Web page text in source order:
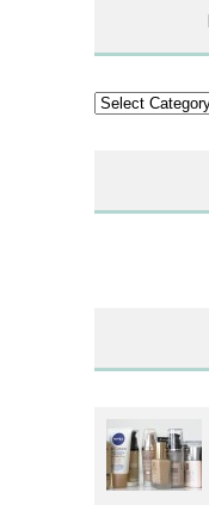
Kategorije